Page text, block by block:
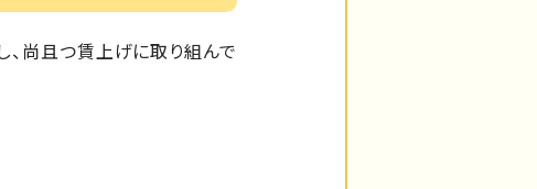
尚且つ賃上げに取り組んで